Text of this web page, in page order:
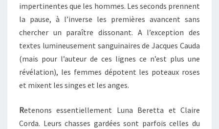
impertinentes que les hommes. Les seconds prennent
la pause, à l’inverse les premières avancent sans
chercher un paraître dissonant. A l’exception des
textes lumineusement sanguinaires de Jacques Cauda
(mais pour l’auteur de ces lignes ce n’est plus une
révélation), les femmes dépotent les poteaux roses
et mixent les singes et les anges.
Retenons essentiellement Luna Beretta et Claire
Corda. Leurs chasses gardées sont parfois celles du